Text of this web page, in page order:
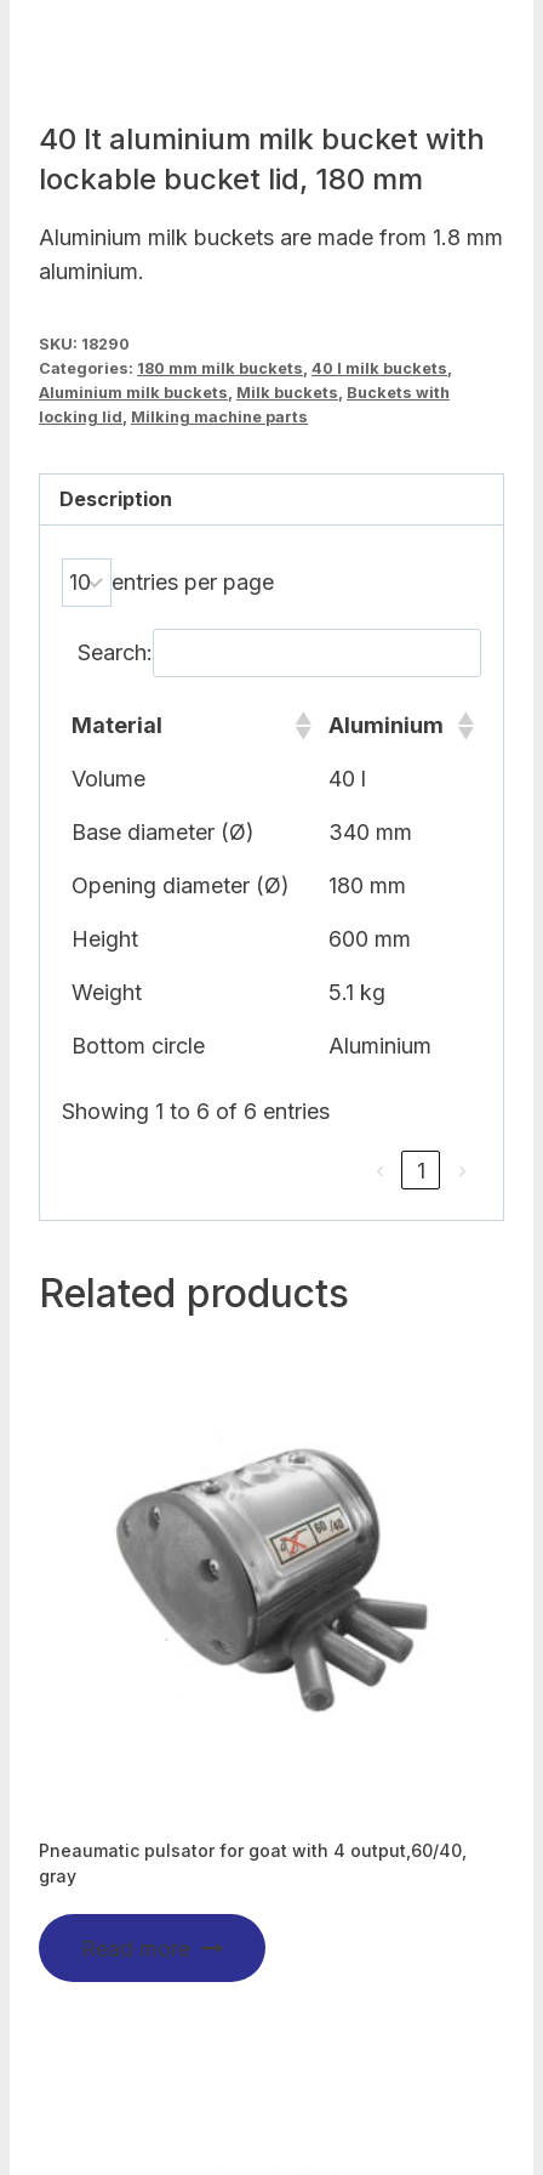
40 lt aluminium milk bucket with
lockable bucket lid, 180 mm
Aluminium milk buckets are made from 1.8 mm
aluminium.
SKU: 18290
Categories: 180 mm milk buckets, 40 l milk buckets,
Aluminium milk buckets, Milk buckets, Buckets with
locking lid, Milking machine parts
Description
entries per page
Search:
Material Aluminium
Volume 40 l
Base diameter (Ø) 340 mm
Opening diameter (Ø) 180 mm
Height 600 mm
Weight 5.1 kg
Bottom circle Aluminium
Showing 1 to 6 of 6 entries
‹ 1 ›
Related products
Pneaumatic pulsator for goat with 4 output,60/40,
gray
Read more